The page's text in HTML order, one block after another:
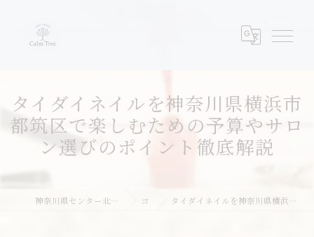
タイダイネイルを神奈川県横浜市
都筑区で楽しむための予算やサロ
ン選びのポイント徹底解説
神奈川県センター北周辺のネイルならネイルサロンcalm tree コラム タイダイネイルを神奈川県横浜市都筑区で楽しむための予算やサロン選びのポイント徹底解説